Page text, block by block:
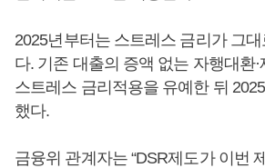
2025년부터는 스트레스 금리가 그
다. 기존 대출의 증액 없는 자행대환·
스트레스 금리적용을 유예한 뒤
했다.
금융위 관계자는 “DSR제도가 이번